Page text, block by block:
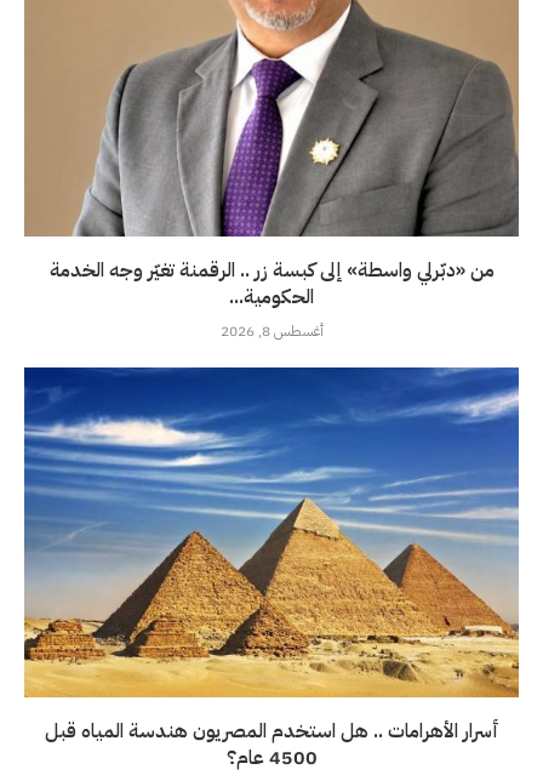
من «دبّرلي واسطة» إلى كبسة زر .. الرقمنة تغيّر وجه الخدمة
الحكومية...
أغسطس 8, 2026
أسرار الأهرامات .. هل استخدم المصريون هندسة المياه قبل
4500 عام؟